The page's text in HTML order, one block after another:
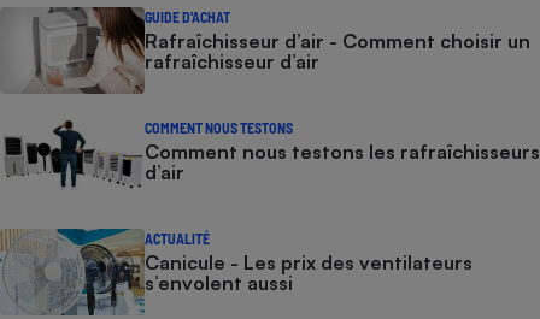
GUIDE D'ACHAT
Rafraîchisseur d’air - Comment choisir un
rafraîchisseur d’air
COMMENT NOUS TESTONS
Comment nous testons les rafraîchisseurs
d’air
ACTUALITÉ
Canicule - Les prix des ventilateurs
s’envolent aussi